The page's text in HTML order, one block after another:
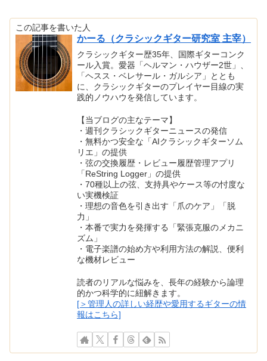
この記事を書いた人
かーる（クラシックギター研究室 主宰）
クラシックギター歴35年、国際ギターコンク
ール入賞。愛器「ヘルマン・ハウザー2世」、
「ヘスス・ベレサール・ガルシア」ととも
に、クラシックギターのプレイヤー目線の実
践的ノウハウを発信しています。
【当ブログの主なテーマ】
・週刊クラシックギターニュースの発信
・無料かつ安全な「AIクラシックギターソム
リエ」の提供
・弦の交換履歴・レビュー履歴管理アプリ
「ReString Logger」の提供
・70種以上の弦、支持具やケース等の忖度な
い実機検証
・理想の音色を引き出す「爪のケア」「脱
力」
・本番で実力を発揮する「緊張克服のメカニ
ズム」
・電子楽譜の始め方や利用方法の解説、便利
な機材レビュー
読者のリアルな悩みを、長年の経験から論理
的かつ科学的に紐解きます。
[＞管理人の詳しい経歴や愛用するギターの情
報はこちら]